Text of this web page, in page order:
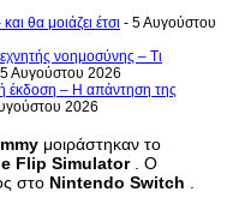
θα μοιάζει έτσι - 5 Αυγούστου
νοημοσύνης – Τι
Αυγούστου 2026
έκδοση – Η απάντηση της
2026
μοιράστηκαν το
Flip Simulator. Ο
στο Nintendo Switch